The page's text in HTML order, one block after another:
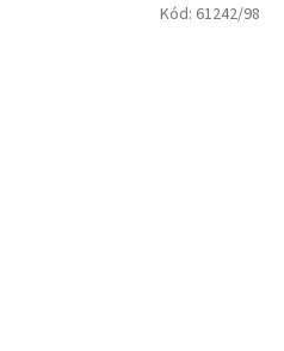
Kód: 61242/98